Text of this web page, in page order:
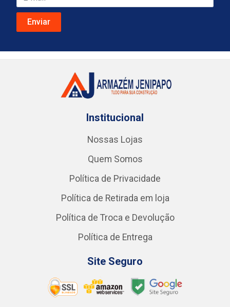
Institucional
Nossas Lojas
Quem Somos
Política de Privacidade
Política de Retirada em loja
Política de Troca e Devolução
Política de Entrega
Site Seguro